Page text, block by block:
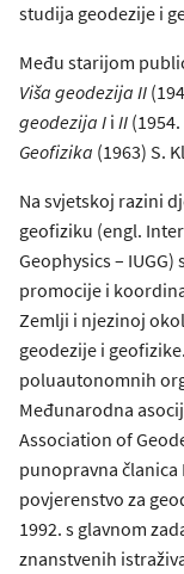
studija geodezije i
Među starijom
Viša geodezija II
geodezija I i II
Geofizika (1963) S.
Na svjetskoj razini
geofiziku (engl.
Geophysics –
promocije i
Zemlji i njezinoj
geodezije i
poluautonomnih
Međunarodna
Association of
punopravna članica
povjerenstvo za
1992. s glavnom
znanstvenih